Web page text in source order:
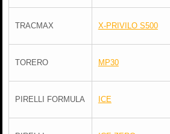
TRACMAX X-PRIVILO S500
TORERO MP30
PIRELLI FORMULA ICE